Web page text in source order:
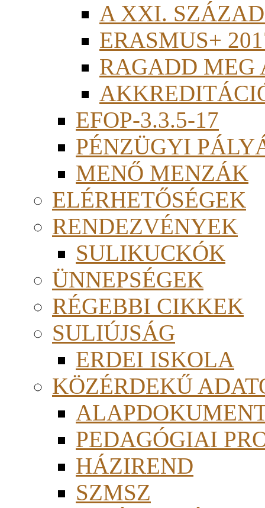
A XXI.
ERASMUS+
RAGADD MEG
EFOP-3.3.5-17
PÉNZÜGYI
MENŐ MENZÁK
ELÉRHETŐSÉGEK
RENDEZVÉNYEK
SULIKUCKÓK
ÜNNEPSÉGEK
RÉGEBBI CIKKEK
SULIÚJSÁG
ERDEI ISKOLA
KÖZÉRDEKŰ
PEDAGÓGIAI
HÁZIREND
SZMSZ